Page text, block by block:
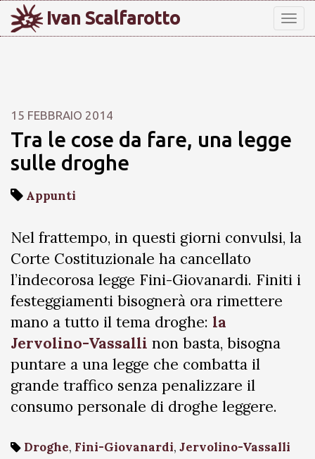
Ivan Scalfarotto
15 FEBBRAIO 2014
Tra le cose da fare, una legge
sulle droghe
Appunti
Nel frattempo, in questi giorni convulsi, la
Corte Costituzionale ha cancellato
l’indecorosa legge Fini-Giovanardi. Finiti i
festeggiamenti bisognerà ora rimettere
mano a tutto il tema droghe: la
Jervolino-Vassalli non basta, bisogna
puntare a una legge che combatta il
grande traffico senza penalizzare il
consumo personale di droghe leggere.
Droghe, Fini-Giovanardi, Jervolino-Vassalli